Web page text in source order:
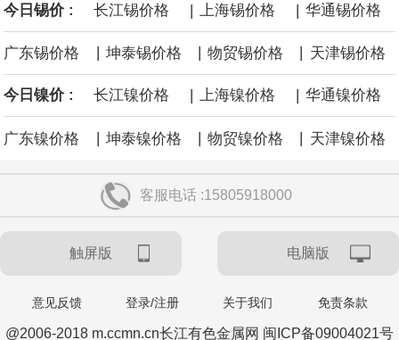
续打磨定制化供气体系，推动技术方案在海外高端产线完成验证与
规模化交付。
央行今日开展10亿元7天逆回购操作，投标量10亿元，中标量10亿
央行公开市场今日净回笼1,330.0亿元人民币。
当地时间8月6日，丰田汽车宣布在美国召回约50.8万辆2025至2026
年款凯美瑞（Camry）车型，原因是车辆7英寸组合仪表可能在启动
今日锡价 : 长江锡价格 | 上海锡价格 | 华通锡价格
广东锡价格 坤泰锡价格 物贸锡价格 天津锡价格
今日镍价 : 长江镍价格 | 上海镍价格 | 华通镍价格
广东镍价格 | 坤泰镍价格 | 物贸镍价格 | 天津镍价格
客服电话 :15805918000
触屏版 电脑版
意见反馈 登录/注册 关于我们 免责条款
@2006-2018 m.ccmn.cn长江有色金属网 闽ICP备09004021号